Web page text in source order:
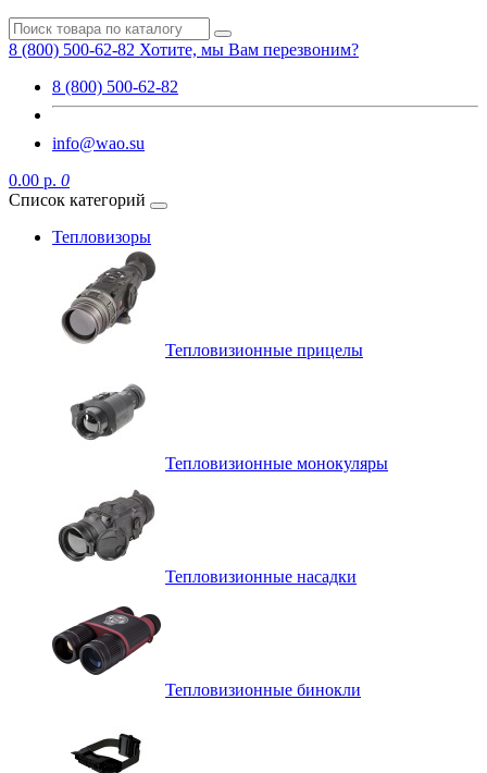
8 (800) 500-62-82 Хотите, мы Вам перезвоним?
8 (800) 500-62-82
info@wao.su
0.00 р. 0
Список категорий
Тепловизоры
Тепловизионные прицелы
Тепловизионные монокуляры
Тепловизионные насадки
Тепловизионные бинокли